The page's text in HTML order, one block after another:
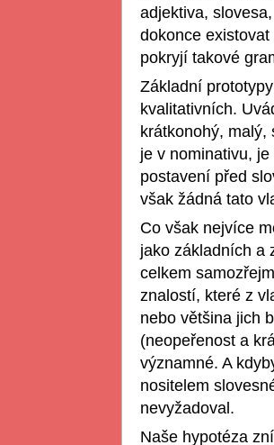
adjektiva,
dokonce
pokryjí takové
Základní
kvalitativních.
krátkonohý,
je v nominativu,
postavení před
však žádná tato
Co však nejvíce
jako základních a
celkem
znalostí, které z
nebo většina jich
(neopeřenost a
významné. A
nositelem
nevyžadoval.
Naše hypotéza